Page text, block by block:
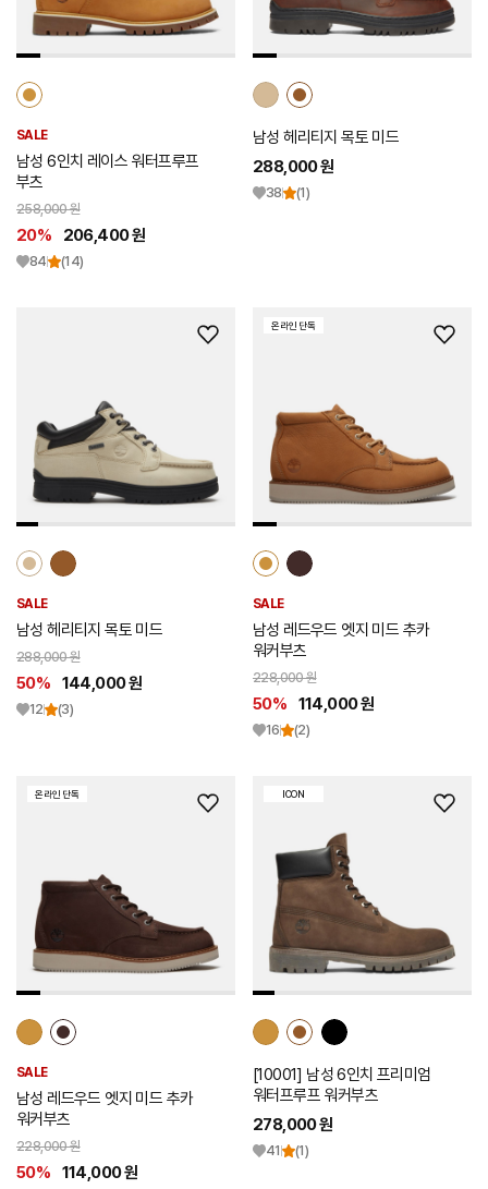
추
가
SALE
남성 6인치 레이스 워터프루프
부츠
258,000 원
20% 206,400 원
84 (14)
추
가
남성 헤리티지 목토 미드
288,000 원
38 (1)
위
추
가
SALE
남성 헤리티지 목토 미드
288,000 원
50% 144,000 원
12 (3)
위
추
가
온라인 단독
SALE
남성 레드우드 엣지 미드 추카
워커부츠
228,000 원
50% 114,000 원
16 (2)
위
추
가
온라인 단독
SALE
남성 레드우드 엣지 미드 추카
워커부츠
228,000 원
50% 114,000 원
위
추
가
ICON
[10001] 남성 6인치 프리미엄
워터프루프 워커부츠
278,000 원
41 (1)